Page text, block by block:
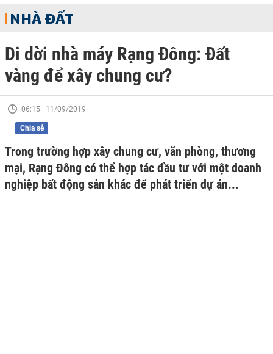
NHÀ ĐẤT
Di dời nhà máy Rạng Đông: Đất
vàng để xây chung cư?
06:15 | 11/09/2019
Chia sẻ
Trong trường hợp xây chung cư, văn phòng, thương
mại, Rạng Đông có thể hợp tác đầu tư với một doanh
nghiệp bất động sản khác để phát triển dự án...